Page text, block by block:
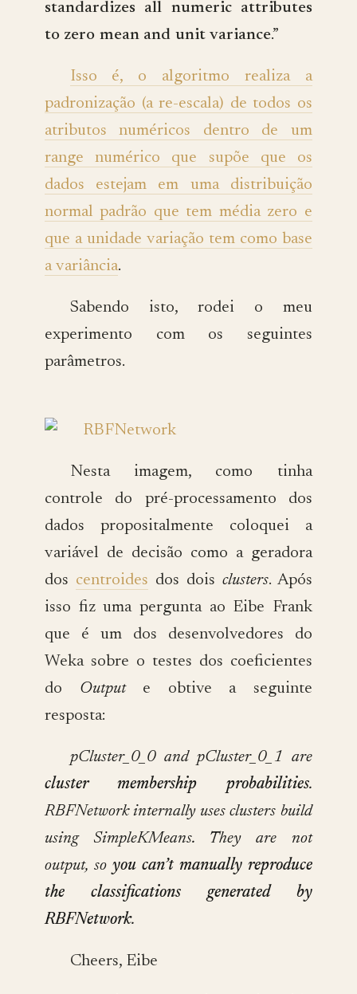
standardizes all numeric attributes
to zero mean and unit variance.”
Isso é, o algoritmo realiza a
padronização (a re-escala) de todos os
atributos numéricos dentro de um
range numérico que supõe que os
dados estejam em uma distribuição
normal padrão que tem média zero e
que a unidade variação tem como base
a variância.
Sabendo isto, rodei o meu
experimento com os seguintes
parâmetros.
Nesta imagem, como tinha
controle do pré-processamento dos
dados propositalmente coloquei a
variável de decisão como a geradora
dos centroides dos dois clusters. Após
isso fiz uma pergunta ao Eibe Frank
que é um dos desenvolvedores do
Weka sobre o testes dos coeficientes
do Outpute obtive a seguinte
resposta:
pCluster_0_0 and pCluster_0_1 are
cluster membership probabilities.
RBFNetwork internally uses clusters build
using SimpleKMeans. They are not
output, so you can’t manually reproduce
the classifications generated by
RBFNetwork.
Cheers, Eibe